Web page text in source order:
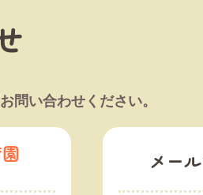
問い合わせください。
メー